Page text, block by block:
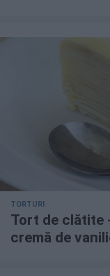
TORTURI
Tort de clătite
cremă de